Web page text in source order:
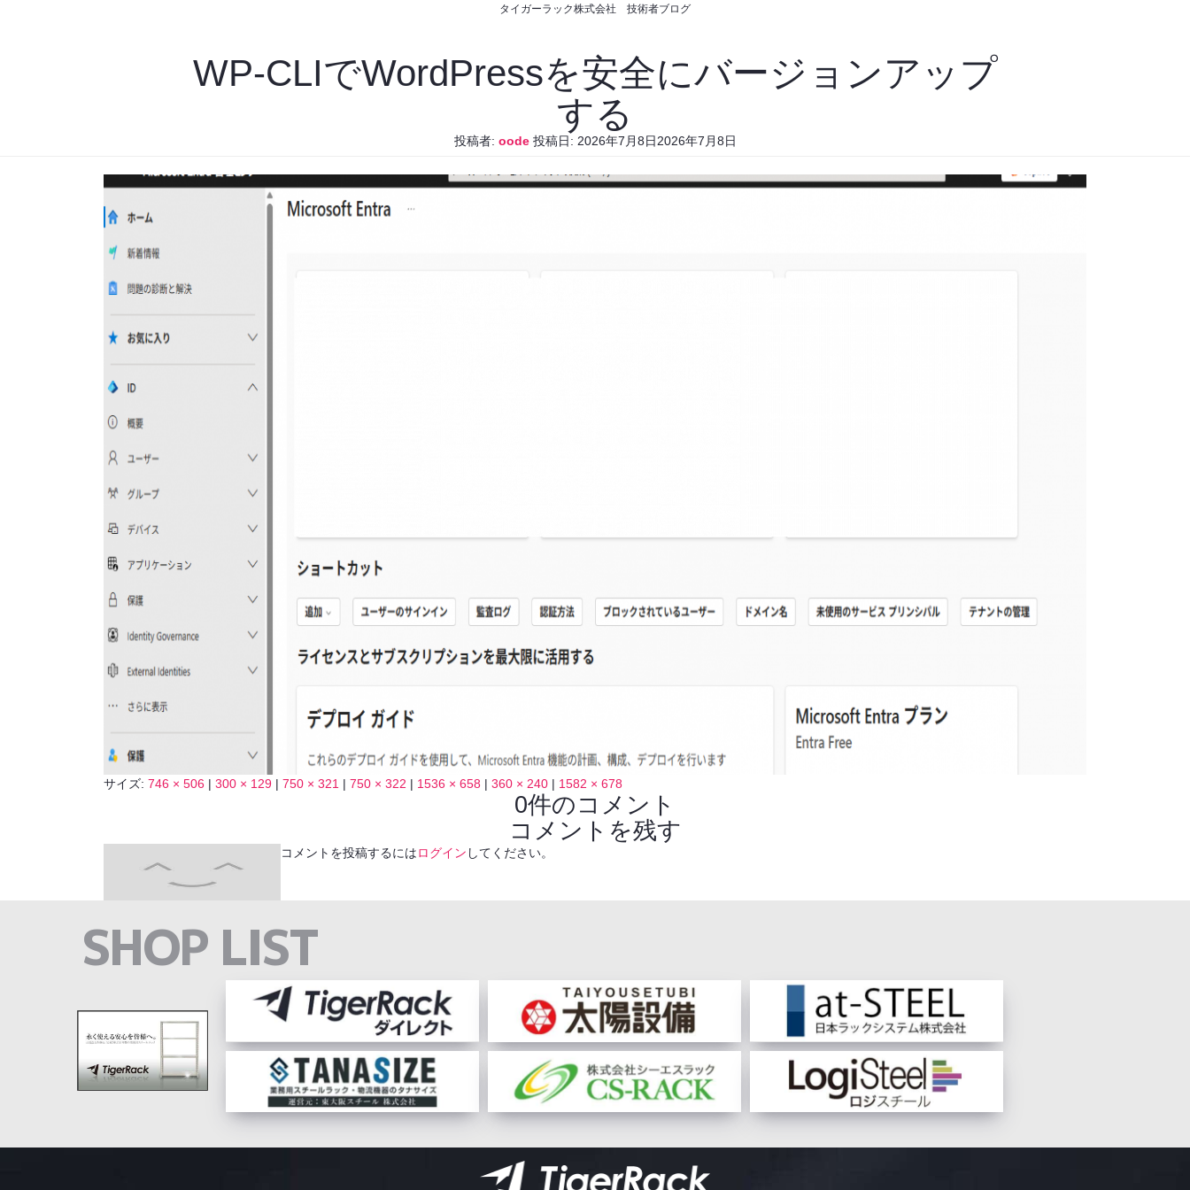
タイガーラック株式会社 技術者ブログ
WP-CLIでWordPressを安全にバージョンアップ
する
投稿者: oode投稿日: 2026年7月8日2026年7月8日
サイズ: 746 × 506 | 300 × 129 | 750 × 321 | 750 × 322 | 1536 × 658 | 360 × 240 | 1582 × 678
0件のコメント
コメントを残す
コメントを投稿するにはログイン してください。
SHOP LIST